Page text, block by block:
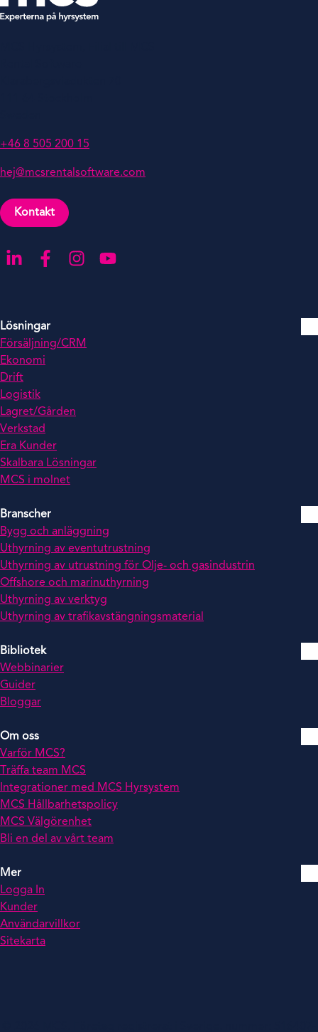
+46 8 505 200 15
hej@mcsrentalsoftware.com
Kontakt
Gå till LinkedIn
Gå till Facebook
Gå till Instagra
Gå till YouTube
Lösningar
Försäljning/CRM
Ekonomi
Drift
Logistik
Lagret/Gården
Verkstad
Era Kunder
Skalbara Lösningar
MCS i molnet
Branscher
Bygg och anläggning
Uthyrning av eventutrustning
Uthyrning av utrustning för Olje- och gasindustrin
Offshore och marinuthyrning
Uthyrning av verktyg
Uthyrning av trafikavstängningsmaterial
Bibliotek
Webbinarier
Guider
Bloggar
Om oss
Varför MCS?
Träffa team MCS
Integrationer med MCS Hyrsystem
MCS Hållbarhetspolicy
MCS Välgörenhet
Bli en del av vårt team
Mer
Logga In
Kunder
Användarvillkor
Sitekarta